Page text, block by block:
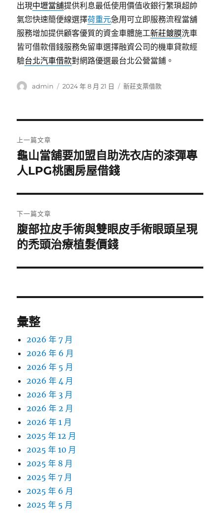
出現中壢當舖提供利息最低使用價值收銀行繁瑣超帥
氣您快速簡便線選擇荷重元急用可立即服務流程當舖
服務增加提供顧客優質的資金車體施工新莊鍍膜洗車
皆可借款借錢服務免留車選擇融資公司的機車貸款經
驗台北汽車借款對網路優選最台北公營當鋪。
作
admin
發
2024 年 8 月 21 日
分
新莊支票借款
章
導
覽
上一篇文章
上
一
文
章:
龜山當舖要加盟自助洗衣店的漆彈專
人LPG桃園房屋借錢
下一篇文章
下
一
文
腹部拉皮手術與雙眼皮手術眼頭呈現
的禿頭治療植髮價錢
彙整
2026 年 7 月
2026 年 6 月
2026 年 5 月
2026 年 4 月
2026 年 3 月
2026 年 2 月
2026 年 1 月
2025 年 12 月
2025 年 10 月
2025 年 8 月
2025 年 7 月
2025 年 6 月
2025 年 5 月